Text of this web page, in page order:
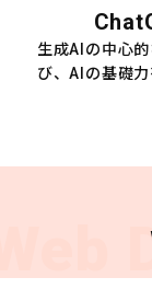
生成AIの中心
び、AIの基礎